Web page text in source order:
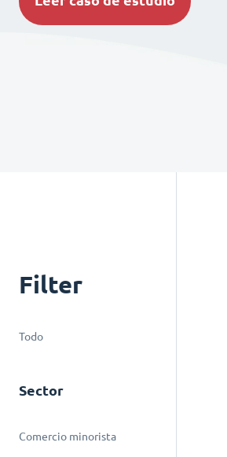
Filter
Todo
Sector
Comercio minorista